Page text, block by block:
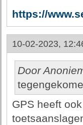
https://
10-02-2023,
Door
GPS heeft